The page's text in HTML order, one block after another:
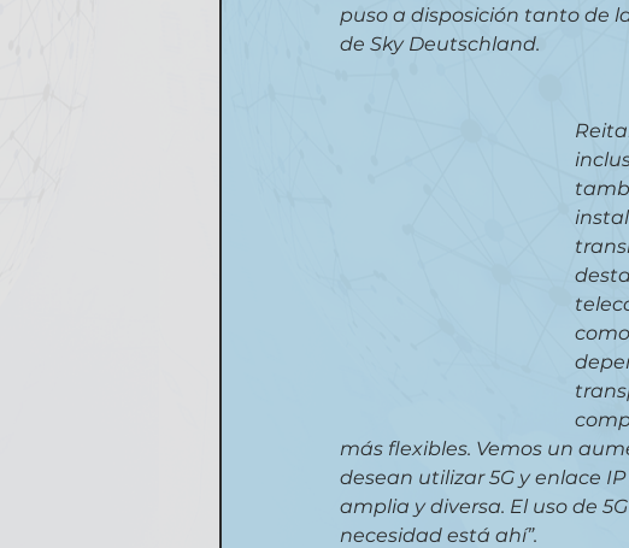
puso a disposición tanto de
de Sky Deutschland.
más flexibles. Vemos un
desean utilizar 5G y enlace
amplia y diversa. El uso de
necesidad está ahí”.